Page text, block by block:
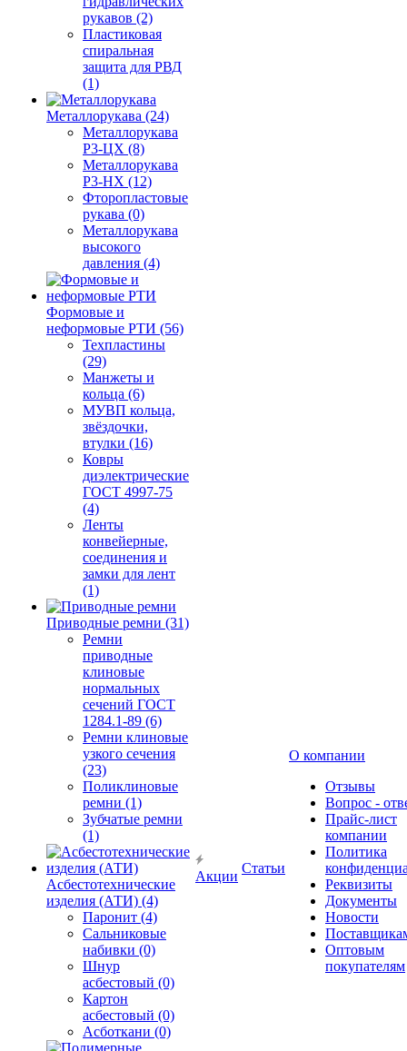
рукавов (2)
Пластиковая
спиральная
защита для РВД
(1)
Металлорукава (24)
Металлорукава
Р3-ЦХ (8)
Металлорукава
Р3-НХ (12)
Фторопластовые
рукава (0)
Металлорукава
высокого
давления (4)
Формовые и
неформовые РТИ (56)
Техпластины
(29)
Манжеты и
кольца (6)
МУВП кольца,
звёздочки,
втулки (16)
Ковры
диэлектрические
ГОСТ 4997-75
(4)
Ленты
конвейерные,
соединения и
замки для лент
(1)
Приводные ремни (31)
Ремни
приводные
клиновые
нормальных
сечений ГОСТ
1284.1-89 (6)
Ремни клиновые
узкого сечения
(23)
Поликлиновые
ремни (1)
Зубчатые ремни
(1)
Асбестотехнические
изделия (АТИ) (4)
Паронит (4)
Сальниковые
набивки (0)
Шнур
асбестовый (0)
Картон
асбестовый (0)
Асботкани (0)
Акции
Статьи
О компании
Отзывы
Вопрос -
Прайс-лист
компании
Политика
Реквизиты
Документы
Новости
Оптовым
покупателям